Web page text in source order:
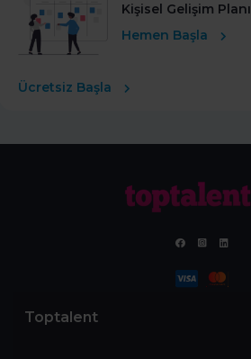
Kişisel Gelişim Planı
Hemen Başla
Ücretsiz Başla
Toptalent